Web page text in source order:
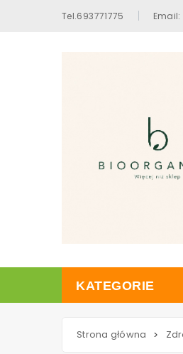
Tel.693771775
KATEGORIE
Strona główna >